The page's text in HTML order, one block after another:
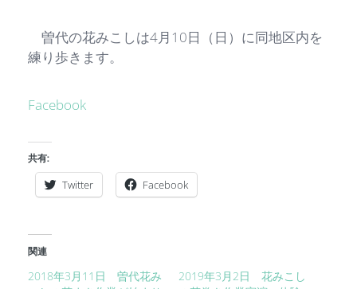
曽代の花みこしは4月10日（日）に同地区内を
練り歩きます。
Facebook
共有:
Twitter Facebook
関連
2018年3月11日 曽代花み
2019年3月2日 花みこし